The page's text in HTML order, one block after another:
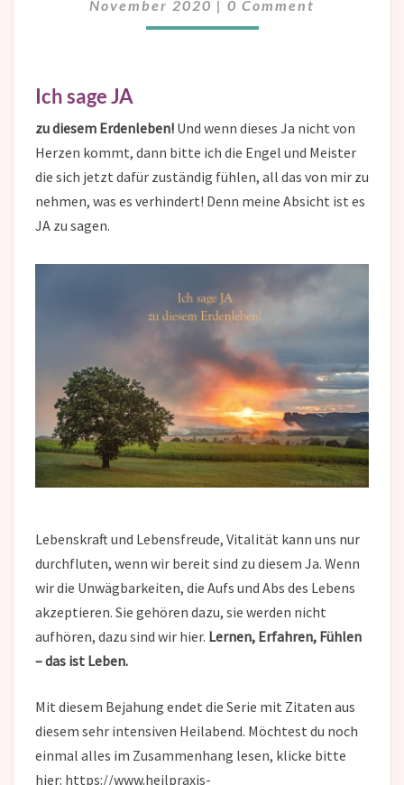
November 2020 | 0 Comment
Ich sage JA
zu diesem Erdenleben! Und wenn dieses Ja nicht von
Herzen kommt, dann bitte ich die Engel und Meister
die sich jetzt dafür zuständig fühlen, all das von mir zu
nehmen, was es verhindert! Denn meine Absicht ist es
JA zu sagen.
Lebenskraft und Lebensfreude, Vitalität kann uns nur
durchfluten, wenn wir bereit sind zu diesem Ja. Wenn
wir die Unwägbarkeiten, die Aufs und Abs des Lebens
akzeptieren. Sie gehören dazu, sie werden nicht
aufhören, dazu sind wir hier. Lernen, Erfahren, Fühlen
– das ist Leben.
Mit diesem Bejahung endet die Serie mit Zitaten aus
diesem sehr intensiven Heilabend. Möchtest du noch
einmal alles im Zusammenhang lesen, klicke bitte
hier: https://www.heilpraxis-